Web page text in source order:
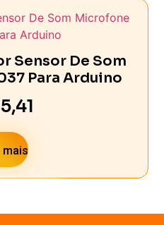
Sensor De Som
Para Arduino
5,41
mais